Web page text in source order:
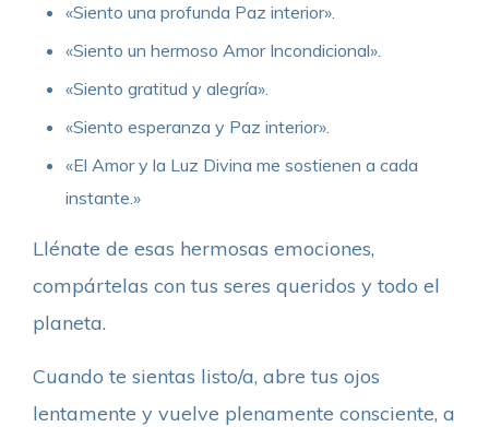
«Siento una profunda Paz interior».
«Siento un hermoso Amor Incondicional».
«Siento gratitud y alegría».
«Siento esperanza y Paz interior».
«El Amor y la Luz Divina me sostienen a cada
instante.»
Llénate de esas hermosas emociones,
compártelas con tus seres queridos y todo el
planeta.
Cuando te sientas listo/a, abre tus ojos
lentamente y vuelve plenamente consciente, a